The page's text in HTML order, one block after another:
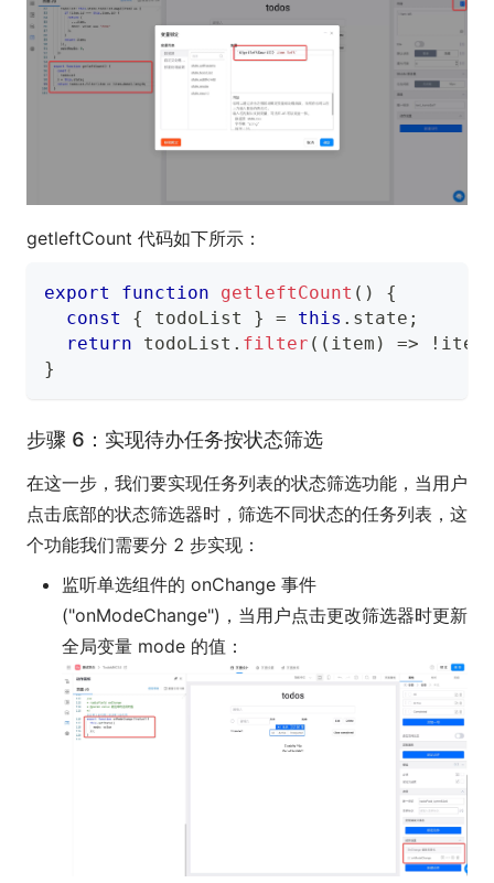
getleftCount 代码如下所示：
export function getleftCount ( )
{
const
{ todoList } = this . state ;
return todoList . filter ( ( item ) => ! item
}
步骤 6：实现待办任务按状态筛选
在这一步，我们要实现任务列表的状态筛选功能，当用户
点击底部的状态筛选器时，筛选不同状态的任务列表，这
个功能我们需要分 2 步实现：
监听单选组件的 onChange 事件
("onModeChange")，当用户点击更改筛选器时更新
全局变量 mode 的值：